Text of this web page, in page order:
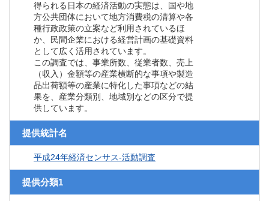
得られる日本の経済活動の実態は、国や地
方公共団体において地方消費税の清算や各
種行政政策の立案など利用されているほ
か、民間企業における経営計画の基礎資料
として広く活用されています。
この調査では、事業所数、従業者数、売上
（収入）金額等の産業横断的な事項や製造
品出荷額等の産業に特化した事項などの結
果を、産業分類別、地域別などの区分で提
供しています。
提供統計名
平成24年経済センサス‐活動調査
提供分類1